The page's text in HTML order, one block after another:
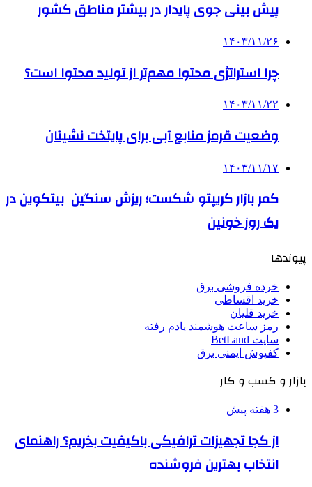
­پیش بینی جوی پایدار در بیشتر مناطق کشور
۱۴۰۳/۱۱/۲۶
چرا استراتژی محتوا مهم‌تر از تولید محتوا است؟
۱۴۰۳/۱۱/۲۲
وضعیت قرمز منابع آبی برای پایتخت نشینان
۱۴۰۳/۱۱/۱۷
کمر بازار کریپتو شکست؛ ریزش سنگین بیتکوین در
یک روز خونین
پیوندها
خرده فروشی برق
خرید اقساطی
خرید قلیان
رمز ساعت هوشمند یادم رفته
سایت BetLand
کفپوش ایمنی برق
بازار و کسب و کار
3 هفته پیش
از کجا تجهیزات ترافیکی باکیفیت بخریم؟ راهنمای
انتخاب بهترین فروشنده